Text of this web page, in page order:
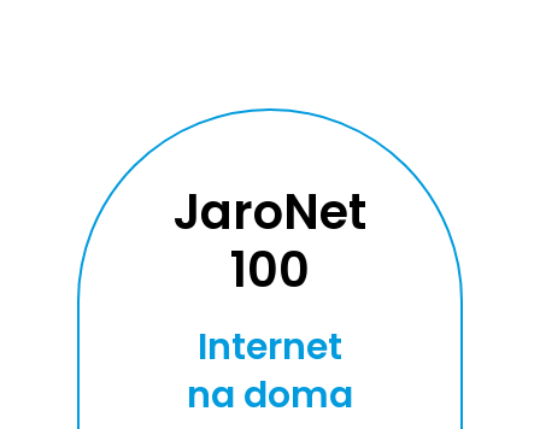
JaroNet
100
Internet
na doma